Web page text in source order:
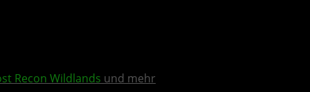
Recon Wildlands und mehr